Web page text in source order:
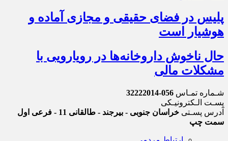
پلیس در فضای حقیقی و مجازی آماده و
هوشیار است
حال ناخوش داروخانه‌ها در رویارویی با
مشکلات مالی
شـماره تمـاس 056-32222014
پسـت الـکترونیـکی
آدرس پسـتی
خراسان جنوبی - بیرجند - طالقانی 11 - فرعی اول
سمت چپ